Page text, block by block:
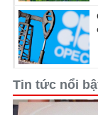
Tin tức nổi